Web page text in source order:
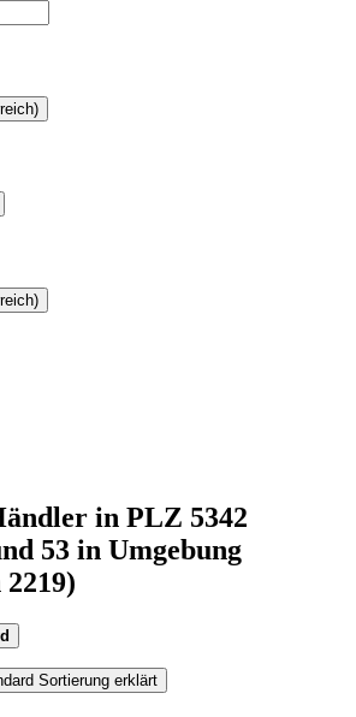
in PLZ 5342
53 in Umgebung
2219)
Sortierung erklärt